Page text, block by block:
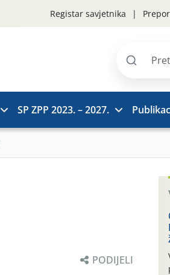
Registar savjetnika
Pretraži
SP ZPP 2023. – 2027.
PODIJELI